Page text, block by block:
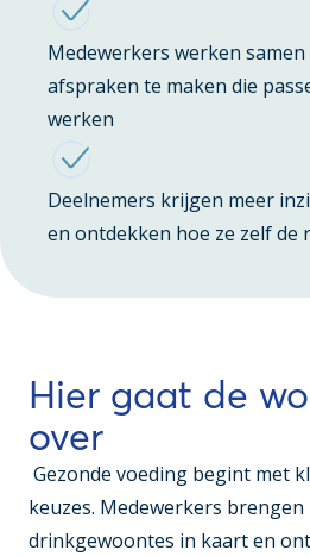
Medewerkers werken
afspraken te maken die
werken
Deelnemers krijgen meer
en ontdekken hoe ze zelf de
Hier gaat de
over
Gezonde voeding begint met
keuzes. Medewerkers
drinkgewoontes in kaart en